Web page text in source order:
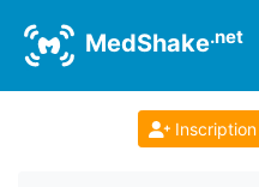
MedShake.net
Inscription